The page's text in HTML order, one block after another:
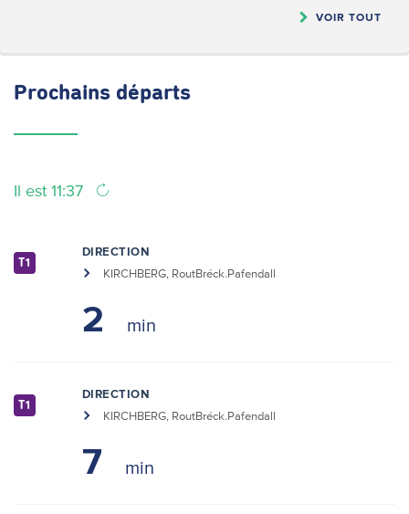
VOIR TOUT
Prochains départs
Il est 11:37
T1
DIRECTION
KIRCHBERG, RoutBréck.Pafendall
2
T1
DIRECTION
KIRCHBERG, RoutBréck.Pafendall
7